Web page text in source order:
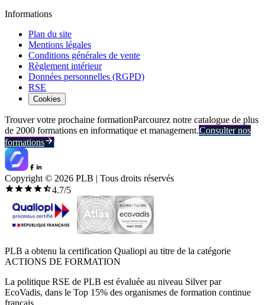
Informations
Plan du site
Mentions légales
Conditions générales de vente
Règlement intérieur
Données personnelles (RGPD)
RSE
Cookies
Trouver votre prochaine formationParcourez notre catalogue de plus
de 2000 formations en informatique et management.Consulter nos
formations
Copyright © 2026 PLB | Tous droits réservés
4.7/5
PLB a obtenu la certification Qualiopi au titre de la catégorie
ACTIONS DE FORMATION
La politique RSE de PLB est évaluée au niveau Silver par
EcoVadis, dans le Top 15% des organismes de formation continue